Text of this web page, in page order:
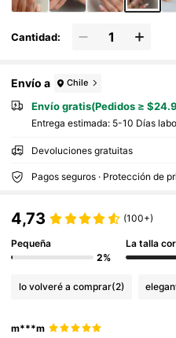
Cantidad:
Envío a Chile
Envío gratis(Pedidos ≥
Entrega estimada: 5-10 Días
Devoluciones gratuitas
Pagos seguros · Protección de
4,73 (100+)
Pequeña
2%
La talla
lo volveré a comprar(2)
m***m